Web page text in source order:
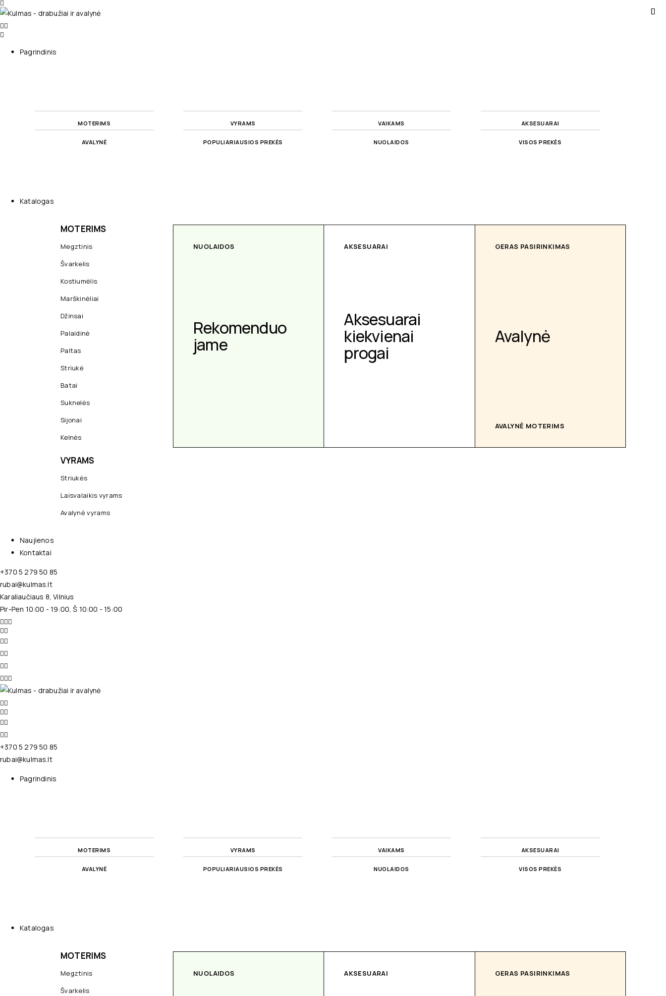
Pagrindinis
MOTERIMS VYRAMS VAIKAMS AKSESUARAI
AVALYNĖ POPULIARIAUSIOS PREKĖS NUOLAIDOS VISOS PREKĖS
Katalogas
MOTERIMS
Megztinis
Švarkelis
Kostiumėlis
Marškinėliai
Džinsai
Palaidinė
Paltas
Striukė
Batai
Suknelės
Sijonai
Kelnės
VYRAMS
Striukės
Laisvalaikis vyrams
Avalynė vyrams
NUOLAIDOS
Rekomenduo
jame
AKSESUARAI
Aksesuarai
kiekvienai
progai
GERAS PASIRINKIMAS
Avalynė
AVALYNĖ MOTERIMS
Naujienos
Kontaktai
+370 5 279 50 85
rubai@kulmas.lt
Karaliaučiaus 8, Vilnius
Pir-Pen 10:00 - 19:00, Š 10:00 - 15:00
+370 5 279 50 85
rubai@kulmas.lt
Pagrindinis
MOTERIMS VYRAMS VAIKAMS AKSESUARAI
AVALYNĖ POPULIARIAUSIOS PREKĖS NUOLAIDOS VISOS PREKĖS
Katalogas
MOTERIMS
Megztinis
Švarkelis
NUOLAIDOS AKSESUARAI GERAS PASIRINKIMAS